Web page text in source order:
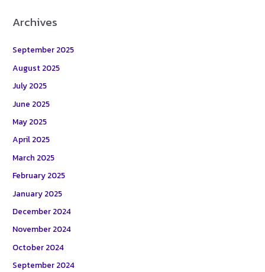
Archives
September 2025
August 2025
July 2025
June 2025
May 2025
April 2025
March 2025
February 2025
January 2025
December 2024
November 2024
October 2024
September 2024